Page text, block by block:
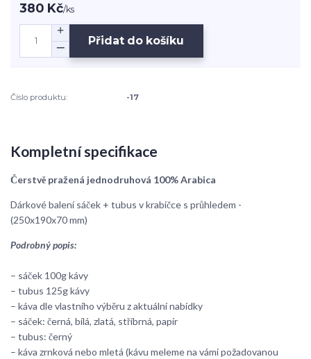
380 Kč/ks
Přidat do košíku
Číslo produktu: -17
Kompletní specifikace
Čerstvě pražená jednodruhová 100% Arabica
Dárkové balení sáček + tubus v krabičce s průhledem -
(250x190x70 mm)
Podrobný popis:
– sáček 100g kávy
– tubus 125g kávy
– káva dle vlastního výběru z aktuální nabídky
– sáček: černá, bílá, zlatá, stříbrná, papír
– tubus: černý
– káva zrnková nebo mletá (kávu meleme na vámi požadovanou